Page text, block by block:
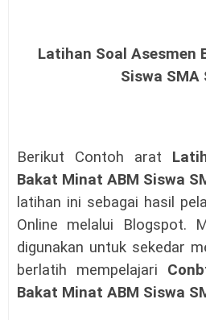
Latihan Soal Asesmen
Siswa SMA
Berikut Contoh arat
Bakat Minat ABM Siswa
latihan ini sebagai hasil
Online melalui Blogspot.
digunakan untuk sekedar
berlatih mempelajari
Bakat Minat ABM Siswa